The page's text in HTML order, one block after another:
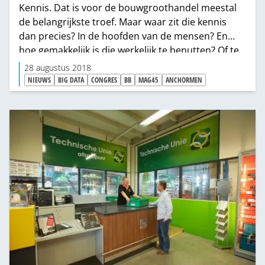
Kennis. Dat is voor de bouwgroothandel meestal
de belangrijkste troef. Maar waar zit die kennis
dan precies? In de hoofden van de mensen? En
hoe gemakkelijk is die werkelijk te benutten? Of te
kopiëren door een ander? Met een team van data-
scientists haalde het MAG45 de kennis uit de
hoofden van zijn mensen, voordat een ander dat
deed. Zo kan het bedrijf nu efficiënter werken,
klanten sneller aanhaken en 40% groeien.
28 augustus 2018
NIEUWS BIG DATA CONGRES BB MAG45 ANCHORMEN